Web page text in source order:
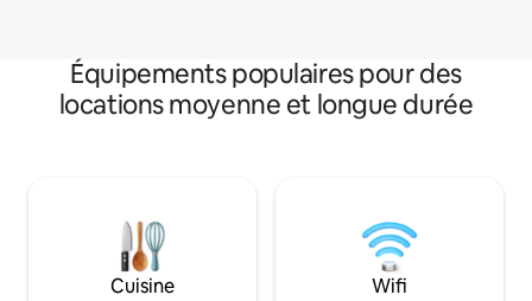
Équipements populaires pour des
locations moyenne et longue durée
Cuisine Wifi